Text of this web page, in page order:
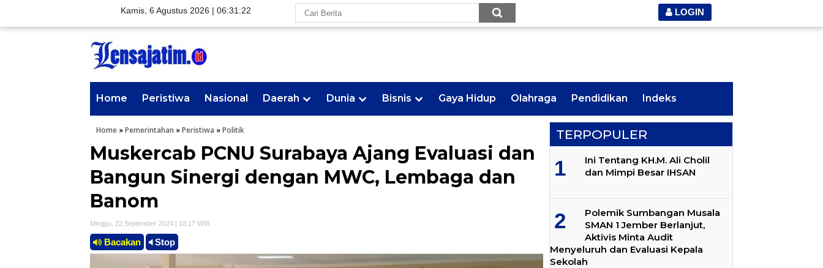
Kamis, 6 Agustus 2026 | 06:31:23 LOGIN
Home Peristiwa Nasional Daerah Dunia Bisnis Gaya Hidup Olahraga Pendidikan Indeks
Home »Pemerintahan »Peristiwa »Politik
Muskercab PCNU Surabaya Ajang Evaluasi dan
Bangun Sinergi dengan MWC, Lembaga dan
Banom
Minggu, 22 September 2024 | 18.17 WIB
Bacakan Stop
TERPOPULER
Ini Tentang KH.M. Ali Cholil
dan Mimpi Besar IHSAN
Polemik Sumbangan Musala
SMAN 1 Jember Berlanjut,
Aktivis Minta Audit
Menyeluruh dan Evaluasi Kepala
Sekolah